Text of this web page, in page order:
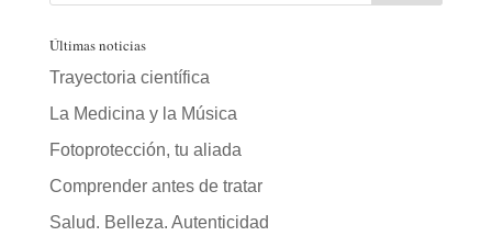
Últimas noticias
Trayectoria científica
La Medicina y la Música
Fotoprotección, tu aliada
Comprender antes de tratar
Salud. Belleza. Autenticidad